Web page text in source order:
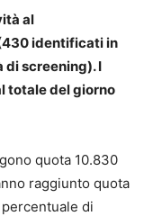
al
identificati in
di screening). I
totale del giorno
quota 10.830
raggiunto quota
percentuale di